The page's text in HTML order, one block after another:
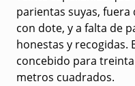
parientas suyas,
con dote, y a falta de
honestas y recogidas.
concebido para
metros cuadrados.